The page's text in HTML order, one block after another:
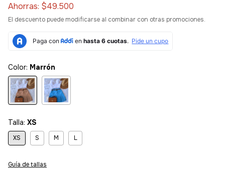
Ahorras: $49.500
El descuento puede modificarse al combinar con otras promociones.
Color: Marrón
Talla: XS
XS S M L
Guía de tallas